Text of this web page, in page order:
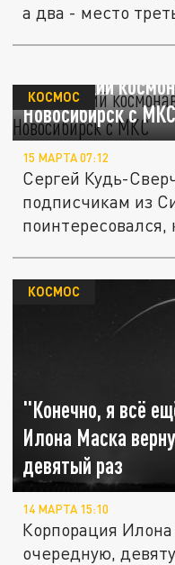
а два - место
Российский
Новосибирск с
КОСМОС
15 МАРТА 07:12
Сергей Кудь-
подписчикам из
поинтересовался,
"Конечно, я всё
Илона Маска
девятый раз
КОСМОС
14 МАРТА 15:10
Корпорация
очередную,